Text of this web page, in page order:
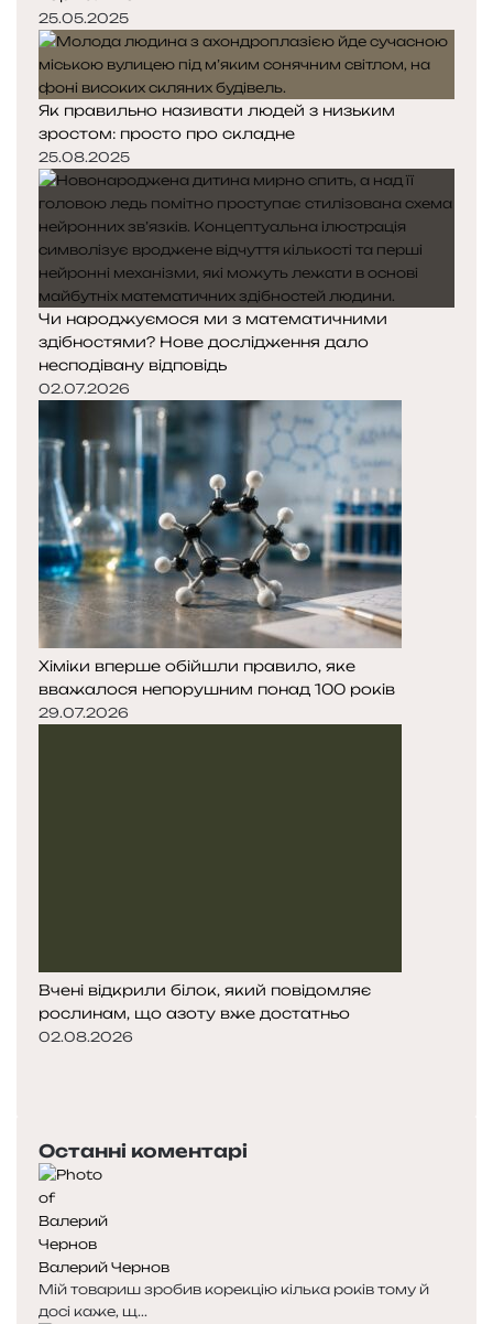
25.05.2025
Як правильно називати людей з низьким
зростом: просто про складне
25.08.2025
Чи народжуємося ми з математичними
здібностями? Нове дослідження дало
несподівану відповідь
02.07.2026
Хіміки вперше обійшли правило, яке
вважалося непорушним понад 100 років
29.07.2026
Вчені відкрили білок, який повідомляє
рослинам, що азоту вже достатньо
02.08.2026
р
е
д
н
я
с
т
о
т
у
п
н
а
с
т
о
Останні коментарі
Валерий Чернов
Мій товариш зробив корекцію кілька років тому й
досі каже, щ...